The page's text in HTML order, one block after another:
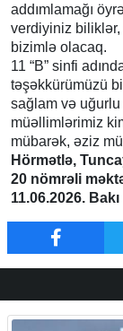
addımlamağı
verdiyiniz
bizimlə olacaq.
11 “B” sinfi
təşəkkürümüzü
sağlam və
müəllimlərimiz
mübarək, əziz
Hörmətlə,
20 nömrəli
11.06.2026.